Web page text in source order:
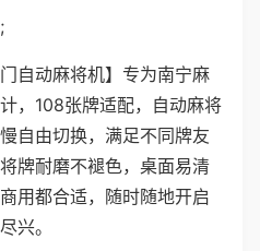
自动麻将机】专为南宁麻
，108张牌适配，自动麻将
自由切换，满足不同牌友
牌耐磨不褪色，桌面易清
用都合适，随时随地开启
兴。